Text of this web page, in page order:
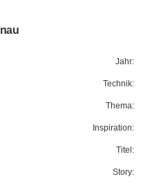
Jahr:
Technik:
Thema:
Inspiration:
Titel:
Story: